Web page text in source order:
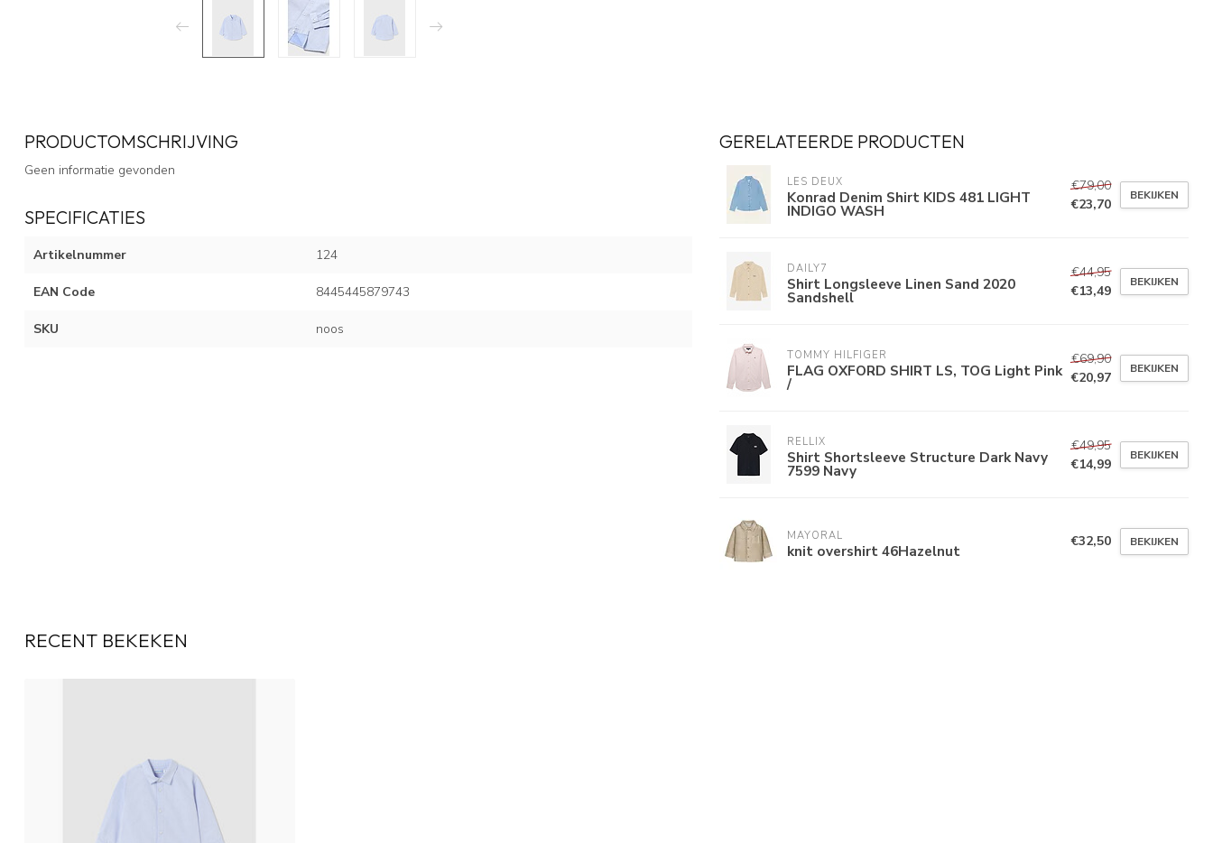
PRODUCTOMSCHRIJVING
Geen informatie gevonden
SPECIFICATIES
Artikelnummer 124
EAN Code 8445445879743
SKU noos
GERELATEERDE PRODUCTEN
LES DEUX
Konrad Denim Shirt KIDS 481 LIGHT
INDIGO WASH
€79,00
€23,70
BEKIJKEN
DAILY7
Shirt Longsleeve Linen Sand 2020
Sandshell
€44,95
€13,49
BEKIJKEN
TOMMY HILFIGER
FLAG OXFORD SHIRT LS, TOG Light Pink
/
€69,90
€20,97
BEKIJKEN
RELLIX
Shirt Shortsleeve Structure Dark Navy
7599 Navy
€49,95
€14,99
BEKIJKEN
MAYORAL
knit overshirt 46Hazelnut €32,50 BEKIJKEN
RECENT BEKEKEN